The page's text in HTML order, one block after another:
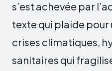
s’est achevée par
texte qui plaide
crises climatiques,
sanitaires qui